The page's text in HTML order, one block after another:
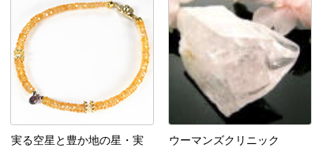
実る空星と豊か地の星・実
ウーマンズクリニック